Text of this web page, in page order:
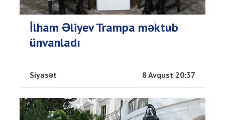
İlham Əliyev Trampa məktub
ünvanladı
Siyasət 8 Avqust 20:37